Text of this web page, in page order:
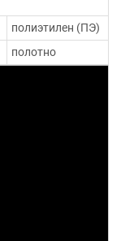
полиэтилен (ПЭ)
полотно